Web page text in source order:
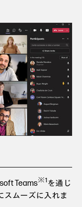
Teams※1を通じ
スムーズに入れま